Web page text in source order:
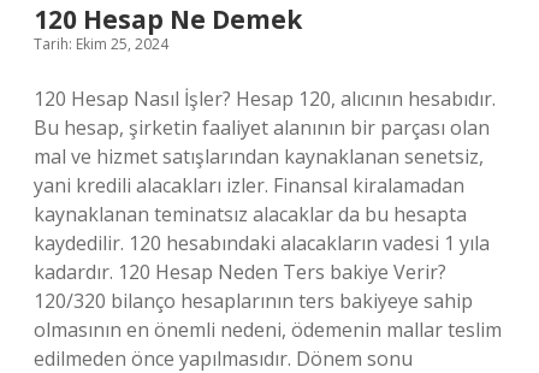
120 Hesap Ne Demek
Tarih: Ekim 25, 2024
120 Hesap Nasıl İşler? Hesap 120, alıcının hesabıdır.
Bu hesap, şirketin faaliyet alanının bir parçası olan
mal ve hizmet satışlarından kaynaklanan senetsiz,
yani kredili alacakları izler. Finansal kiralamadan
kaynaklanan teminatsız alacaklar da bu hesapta
kaydedilir. 120 hesabındaki alacakların vadesi 1 yıla
kadardır. 120 Hesap Neden Ters bakiye Verir?
120/320 bilanço hesaplarının ters bakiyeye sahip
olmasının en önemli nedeni, ödemenin mallar teslim
edilmeden önce yapılmasıdır. Dönem sonu